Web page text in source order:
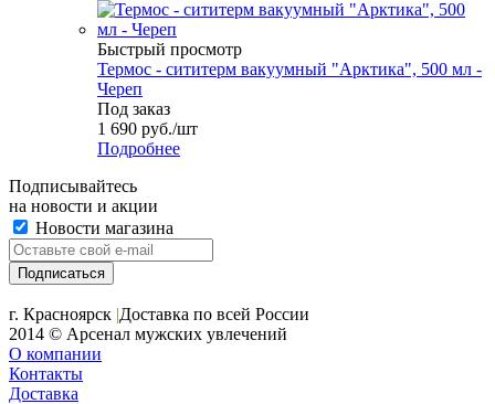
Быстрый просмотр
Термос - сититерм вакуумный "Арктика", 500 мл -
Череп
Под заказ
1 690 руб./шт
Подробнее
Подписывайтесь
на новости и акции
Новости магазина
г. Красноярск |Доставка по всей России
2014 © Арсенал мужских увлечений
О компании
Контакты
Доставка